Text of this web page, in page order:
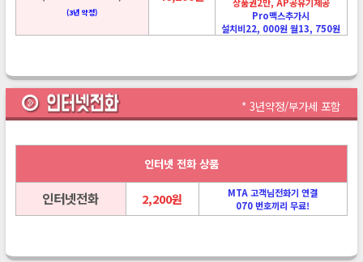
(3년 약정)
Pro맥스추가시
설치비22, 000원 월13, 750원
* 3년약정/부가세 포함
인터넷 전화 상품
인터넷전화 2,200원
MTA 고객님전화기 연결
070 번호끼리 무료!